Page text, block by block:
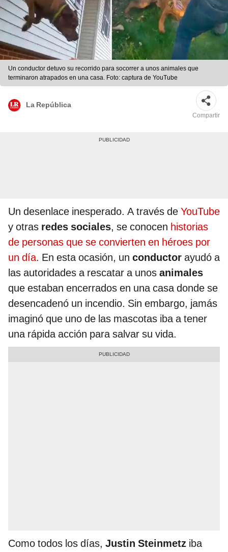
Un conductor detuvo su recorrido para socorrer a unos animales que
terminaron atrapados en una casa. Foto: captura de YouTube
La República
Compartir
Un desenlace inesperado. A través de YouTube
y otras redes sociales, se conocen historias
de personas que se convierten en héroes por
un día. En esta ocasión, un conductor ayudó a
las autoridades a rescatar a unos animales
que estaban encerrados en una casa donde se
desencadenó un incendio. Sin embargo, jamás
imaginó que uno de las mascotas iba a tener
una rápida acción para salvar su vida.
Como todos los días, Justin Steinmetz iba